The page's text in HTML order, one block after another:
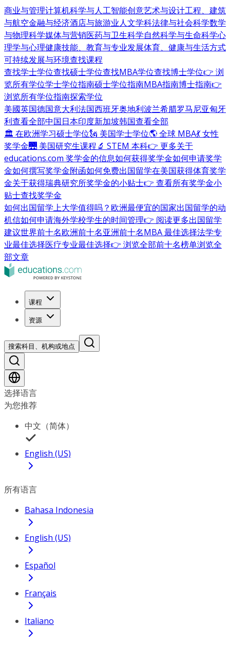
商业与管理计算机科学与人工智能创意艺术与设计工程、建筑
与航空金融与经济酒店与旅游业人文学科法律与社会科学数学
与物理科学媒体与营销医药与卫生科学自然科学与生命科学心
理学与心理健康技能、教育与专业发展体育、健康与生活方式
可持续发展与环境查找课程
查找学士学位查找硕士学位查找MBA学位查找博士学位👉 浏
览所有学位学士学位指南硕士学位指南MBA指南博士指南👉
浏览所有学位指南探索学位
美國英国德国意大利法国西班牙奥地利波兰希腊罗马尼亚匈牙
利查看全部中国日本印度新加坡韩国查看全部
🏛 在欧洲学习硕士学位🗽 美国学士学位🌎 全球 MBA💃 女性
奖学金🌉 美国研究生课程🔬 STEM 本科👉 更多关于
educations.com 奖学金的信息如何获得奖学金如何申请奖学
金如何撰写奖学金附函如何免费出国留学在美国获得体育奖学
金关于获得瑞典研究所奖学金的小贴士👉 查看所有奖学金小
贴士查找奖学金
如何出国留学上大学值得吗？ 欧洲最便宜的国家出国留学的动
机信如何申请海外学校学生的时间管理👉 阅读更多出国留学
建议世界前十名欧洲前十名亚洲前十名MBA 最佳选择法学专
业最佳选择医疗专业最佳选择👉 浏览全部前十名榜单浏览全
部文章
课程
资源
搜索科目、机构或地点
选择语言
为您推荐
中文（简体）
English (US)
所有语言
Bahasa Indonesia
English (US)
Español
Français
Italiano